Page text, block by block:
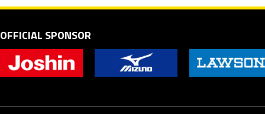
OFFICIAL SPONSOR